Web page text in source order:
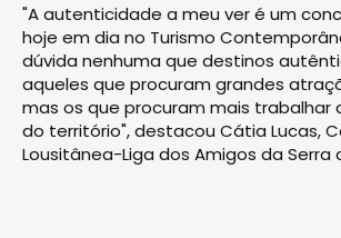
"A autenticidade a meu ver é um
hoje em dia no Turismo
dúvida nenhuma que destinos
aqueles que procuram grandes
mas os que procuram mais trabalhar
do território", destacou Cátia Lucas,
Lousitânea-Liga dos Amigos da Serra